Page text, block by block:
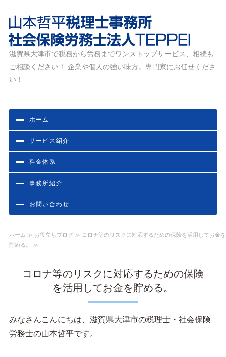
滋賀県大津市の税務・労務相談なら山本哲平税理士事務
所・社会保険労務士法人TEPPEI
滋賀県大津市で税務から労務までワンストップサービス、相続も
ご相談ください！ 企業や個人の強い味方。専門家にお任せくださ
い！
ホーム
サービス紹介
料金体系
事務所紹介
お問い合わせ
ホーム ≫ お役立ちブログ≫ コロナ等のリスクに対応するための保険を活用してお金を
貯める。 ≫
コロナ等のリスクに対応するための保険
を活用してお金を貯める。
みなさんこんにちは、滋賀県大津市の税理士・社会保険
労務士の山本哲平です。